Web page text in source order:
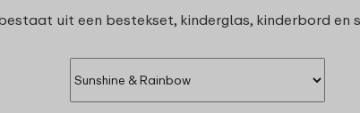
uit een bestekset, kinderglas, kinderbord en